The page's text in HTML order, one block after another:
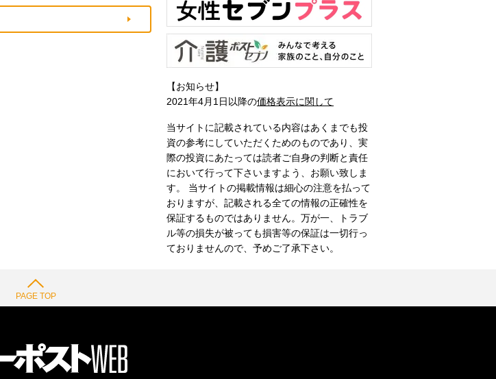
【お知らせ】
2021年4月1日以降の価格表示に関して
当サイトに記載されている内容はあくまでも投
資の参考にしていただくためのものであり、実
際の投資にあたっては読者ご自身の判断と責任
において行って下さいますよう、お願い致しま
す。 当サイトの掲載情報は細心の注意を払って
おりますが、記載される全ての情報の正確性を
保証するものではありません。万が一、トラブ
ル等の損失が被っても損害等の保証は一切行っ
ておりませんので、予めご了承下さい。
PAGE TOP